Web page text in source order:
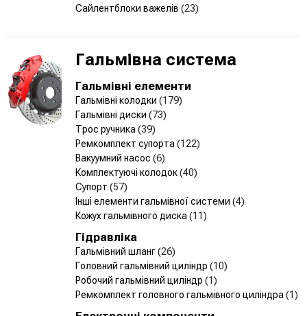
Сайлентблоки важелів (23)
Гальмівна система
Гальмівні елементи
Гальмівні колодки (179)
Гальмівні диски (73)
Трос ручника (39)
Ремкомплект супорта (122)
Вакуумний насос (6)
Комплектуючі колодок(40)
Супорт (57)
Інші елементи гальмівної системи (4)
Кожух гальмівного диска (11)
Гідравліка
Гальмівний шланг(26)
Головний гальмівний циліндр (10)
Робочий гальмівний циліндр (1)
Ремкомплект головного гальмівного циліндра (1)